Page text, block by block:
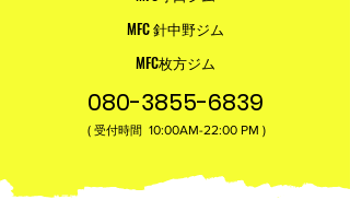
MFC 針中野ジム
MFC枚方ジム
080-3855-6839
( 受付時間 10:00AM-22:00​ PM )